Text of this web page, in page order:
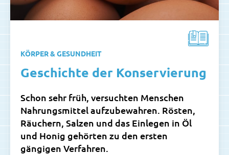
KÖRPER & GESUNDHEIT
Geschichte der Konservierung
Schon sehr früh, versuchten Menschen
Nahrungsmittel aufzubewahren. Rösten,
Räuchern, Salzen und das Einlegen in Öl
und Honig gehörten zu den ersten
gängigen Verfahren.